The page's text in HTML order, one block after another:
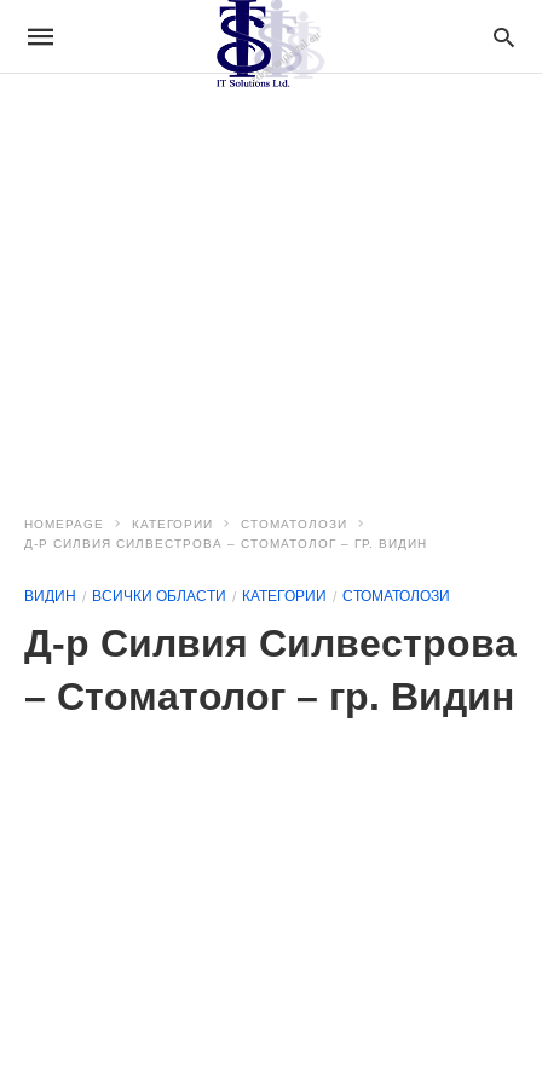
HOMEPAGE КАТЕГОРИИ
СТОМАТОЛОЗИ
Д-Р СИЛВИЯ СИЛВЕСТРОВА – СТОМАТОЛОГ – ГР. ВИДИН
ВИДИН ВСИЧКИ ОБЛАСТИ КАТЕГОРИИ СТОМАТОЛОЗИ
Д-р Силвия Силвестрова
– Стоматолог – гр. Видин